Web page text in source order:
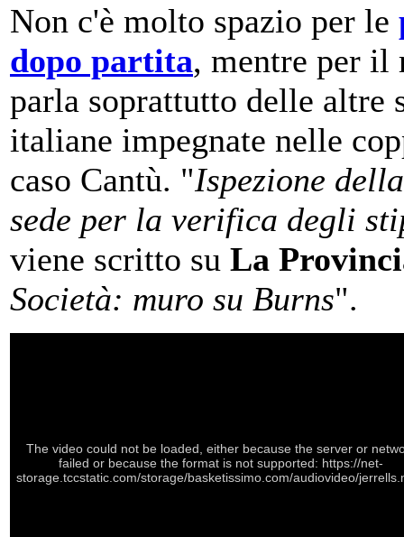
Non c'è molto spazio per le
dopo partita, mentre per il
parla soprattutto delle altre
italiane impegnate nelle
caso Cantù. "Ispezione
sede per la verifica degli
viene scritto su La
Società: muro su Burns".
The video could not be loaded, either because the server or
failed or because the format is not supported: https://net-
storage.tccstatic.com/storage/basketissimo.com/audiovideo/